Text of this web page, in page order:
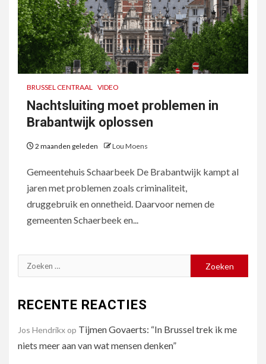
BRUSSEL CENTRAAL VIDEO
Nachtsluiting moet problemen in
Brabantwijk oplossen
2 maanden geleden Lou Moens
Gemeentehuis Schaarbeek De Brabantwijk kampt al
jaren met problemen zoals criminaliteit,
druggebruik en onnetheid. Daarvoor nemen de
gemeenten Schaerbeek en...
Zoeken
naar:
RECENTE REACTIES
Jos Hendrikx op Tijmen Govaerts: “In Brussel trek ik me
niets meer aan van wat mensen denken”